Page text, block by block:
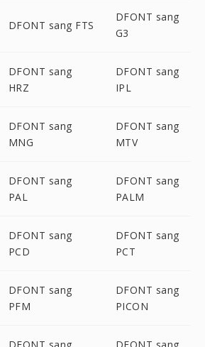
DFONT sang FTS
DFONT sang
G3
DFONT sang
HRZ
DFONT sang
IPL
DFONT sang
MNG
DFONT sang
MTV
DFONT sang
PAL
DFONT sang
PALM
DFONT sang
PCD
DFONT sang
PCT
DFONT sang
PFM
DFONT sang
PICON